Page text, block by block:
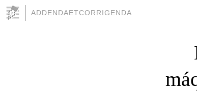
ADDENDAETCORRIGENDA